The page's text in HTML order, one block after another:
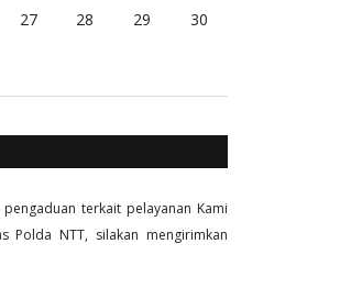
27 28 29 30
terkait pelayanan Kami
Polda NTT, silakan mengirimkan